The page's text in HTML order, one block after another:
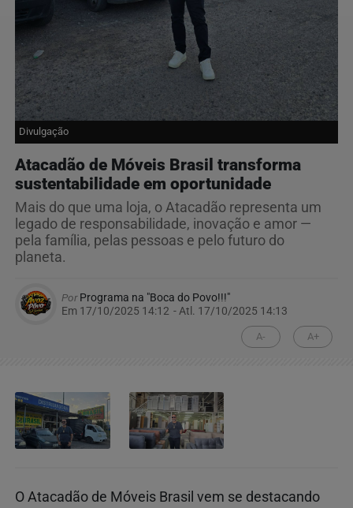
Divulgação
Atacadão de Móveis Brasil transforma
sustentabilidade em oportunidade
Mais do que uma loja, o Atacadão representa um
legado de responsabilidade, inovação e amor —
pela família, pelas pessoas e pelo futuro do
planeta.
PorPrograma na "Boca do Povo!!!"
Em 17/10/2025 14:12 - Atl. 17/10/2025 14:13
A- A+
O Atacadão de Móveis Brasil vem se destacando